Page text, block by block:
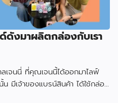
ดังมาผลิตกล่องกับเรา
เจนนี่ ที่คุณเจนนี้ได้ออกมาไลฟ์
มีเจ้าของแบรน์สินค้า ได้ใช้กล่อง